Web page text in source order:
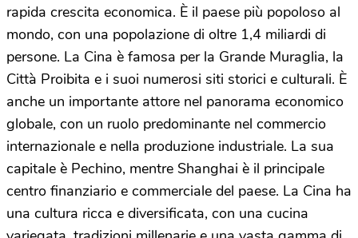
rapida crescita economica. È il paese più popoloso al
mondo, con una popolazione di oltre 1,4 miliardi di
persone. La Cina è famosa per la Grande Muraglia, la
Città Proibita e i suoi numerosi siti storici e culturali. È
anche un importante attore nel panorama economico
globale, con un ruolo predominante nel commercio
internazionale e nella produzione industriale. La sua
capitale è Pechino, mentre Shanghai è il principale
centro finanziario e commerciale del paese. La Cina ha
una cultura ricca e diversificata, con una cucina